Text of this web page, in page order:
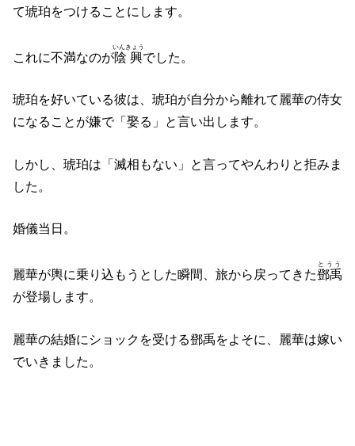
て琥珀をつけることにします。
これに不満なのが陰興
いんきょう
でした。
琥珀を好いている彼は、琥珀が自分から離れて麗華の侍女
になることが嫌で「娶る」と言い出します。
しかし、琥珀は「滅相もない」と言ってやんわりと拒みま
した。
婚儀当日。
麗華が輿に乗り込もうとした瞬間、旅から戻ってきた鄧禹
とうう
が登場します。
麗華の結婚にショックを受ける鄧禹をよそに、麗華は嫁い
でいきました。